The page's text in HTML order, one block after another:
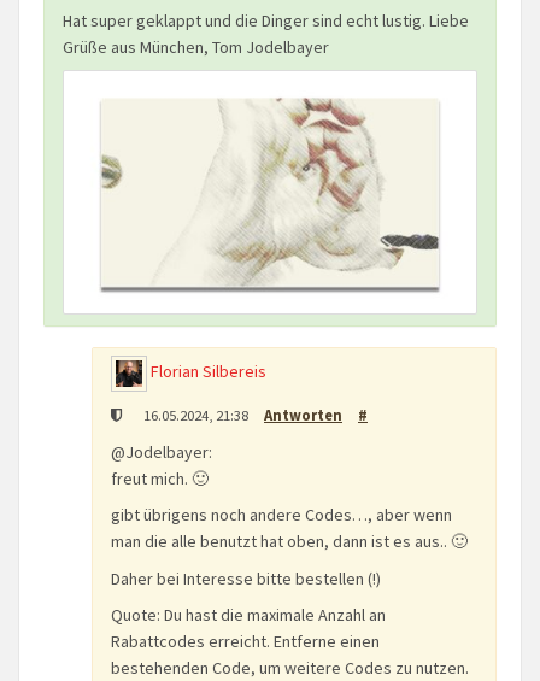
Hat super geklappt und die Dinger sind echt lustig. Liebe
Grüße aus München, Tom Jodelbayer
Florian Silbereis
16.05.2024, 21:38 Antworten #
@Jodelbayer:
freut mich. 🙂
gibt übrigens noch andere Codes…, aber wenn
man die alle benutzt hat oben, dann ist es aus.. 🙂
Daher bei Interesse bitte bestellen (!)
Quote: Du hast die maximale Anzahl an
Rabattcodes erreicht. Entferne einen
bestehenden Code, um weitere Codes zu nutzen.